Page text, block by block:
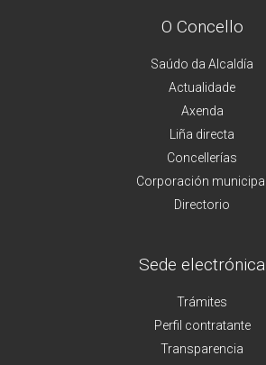
O Concello
Saúdo da Alcaldía
Actualidade
Axenda
Liña directa
Concellerías
Corporación municipal
Directorio
Sede electrónica
Trámites
Perfil contratante
Transparencia